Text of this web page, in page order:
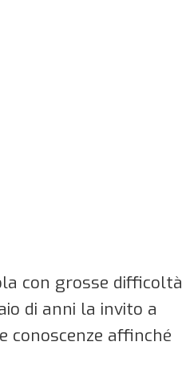
con grosse difficoltà
di anni la invito a
conoscenze affinché